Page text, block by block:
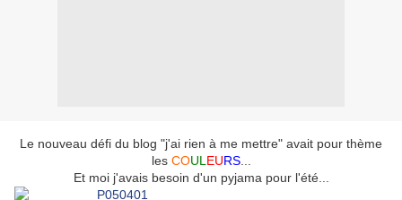
Le nouveau défi du blog "j'ai rien à me mettre" avait pour thème
les COUL EURS...
Et moi j'avais besoin d'un pyjama pour l'été...